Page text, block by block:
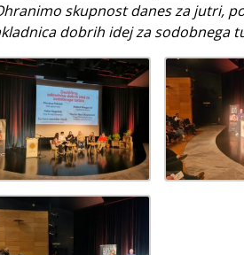
skupnost danes za jutri,
dobrih idej za sodobnega